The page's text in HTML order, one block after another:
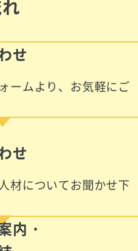
せ
ームより、お気軽にご
せ
材についてお聞かせ下
内・